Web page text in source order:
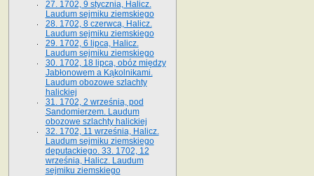
27. 1702, 9 stycznia, Halicz.
Laudum sejmiku ziemskiego
28. 1702, 8 czerwca, Halicz.
Laudum sejmiku ziemskiego
29. 1702, 6 lipca, Halicz.
Laudum sejmiku ziemskiego
30. 1702, 18 lipca, obóz między
Jabłonowem a Kąkolnikami.
Laudum obozowe szlachty
halickiej
31. 1702, 2 września, pod
Sandomierzem. Laudum
obozowe szlachty halickiej
32. 1702, 11 września, Halicz.
Laudum sejmiku ziemskiego
deputackiego. 33. 1702, 12
września, Halicz. Laudum
sejmiku ziemskiego